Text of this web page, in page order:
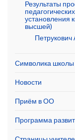
Результаты
установления
высшей)
Символика школы
Новости
Приём в ОО
Программа